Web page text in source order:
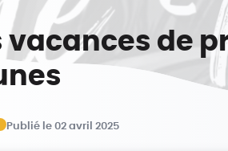
vacances de
Publié le 02 avril 2025